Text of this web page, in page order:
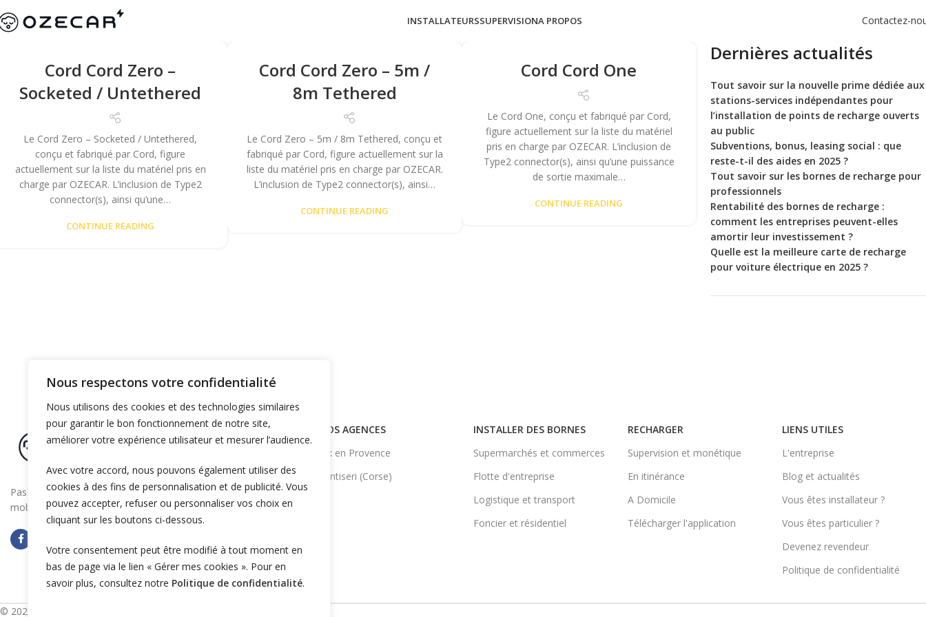
Nous respectons votre confidentialité
Nous utilisons des cookies et des technologies similaires
pour garantir le bon fonctionnement de notre site,
améliorer votre expérience utilisateur et mesurer l’audience.
Avec votre accord, nous pouvons également utiliser des
cookies à des fins de personnalisation et de publicité. Vous
pouvez accepter, refuser ou personnaliser vos choix en
cliquant sur les boutons ci-dessous.
Votre consentement peut être modifié à tout moment en
bas de page via le lien « Gérer mes cookies ». Pour en
savoir plus, consultez notre Politique de confidentialité.
INSTALLATEURSSUPERVISIONA PROPOS Contactez-
Cord Cord Zero –
Socketed / Untethered
Le Cord Zero – Socketed / Untethered,
conçu et fabriqué par Cord, figure
actuellement sur la liste du matériel pris en
charge par OZECAR. L’inclusion de Type2
connector(s), ainsi qu’une…
CONTINUE READING
Cord Cord Zero – 5m /
8m Tethered
Le Cord Zero – 5m / 8m Tethered, conçu et
fabriqué par Cord, figure actuellement sur la
liste du matériel pris en charge par OZECAR.
L’inclusion de Type2 connector(s), ainsi…
CONTINUE READING
Cord Cord One
Le Cord One, conçu et fabriqué par Cord,
figure actuellement sur la liste du matériel
pris en charge par OZECAR. L’inclusion de
Type2 connector(s), ainsi qu’une puissance
de sortie maximale…
CONTINUE READING
Dernières actualités
Tout savoir sur la nouvelle prime dédiée aux
stations-services indépendantes pour
l’installation de points de recharge ouverts
au public
Subventions, bonus, leasing social : que
reste-t-il des aides en 2025 ?
Tout savoir sur les bornes de recharge pour
professionnels
Rentabilité des bornes de recharge :
comment les entreprises peuvent-elles
amortir leur investissement ?
Quelle est la meilleure carte de recharge
pour voiture électrique en 2025 ?
Passez à la vitesse supérieure en boostant la
mobilité électrique de votre entreprise
NOS AGENCES
Aix en Provence
Ventiseri (Corse)
INSTALLER DES BORNES
Supermarchés et commerces
Flotte d'entreprise
Logistique et transport
Foncier et résidentiel
RECHARGER
Supervision et monétique
En itinérance
A Domicile
Télécharger l'application
LIENS UTILES
L'entreprise
Blog et actualités
Vous êtes installateur ?
Vous êtes particulier ?
Devenez revendeur
Politique de confidentialité
© 2025 OZECAR. Tous droits réservés.